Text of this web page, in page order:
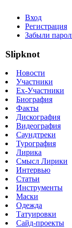
Вход
Регистрация
Забыли
Slipknot
Новости
Участники
Ex-Участники
Биография
Факты
Дискография
Видеография
Саундтреки
Турография
Лирика
Смысл Лирики
Интервью
Статьи
Инструменты
Маски
Одежда
Татуировки
Сайд-проекты